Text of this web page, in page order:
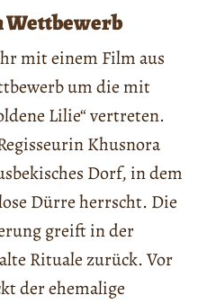
Wettbewerb
mit einem Film aus
um die mit
Lilie“ vertreten.
Khusnora
Dorf, in dem
Dürre herrscht. Die
greift in der
Rituale zurück. Vor
der ehemalige